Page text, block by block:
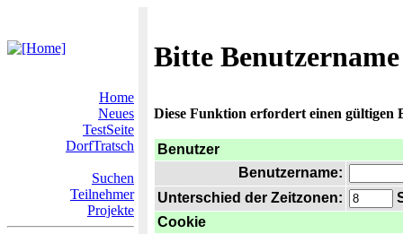
Bitte
Home
Neues
TestSeite
DorfTratsch
Suchen
Teilnehmer
Projekte
Diese Funktion erfordert einen gültigen
Benutzer
Benutzername:
Unterschied der Zeitzonen:
Cookie